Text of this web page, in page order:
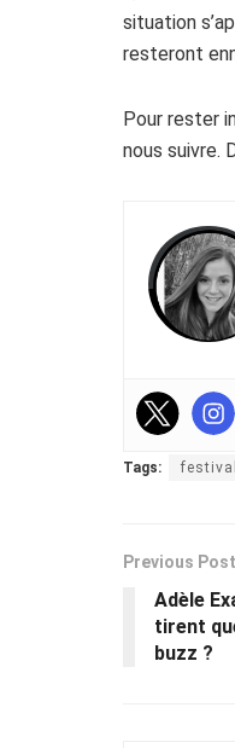
situation
resteront
Pour rester
nous suivre.
Tags:
Previous Post
Adèle
tirent
buzz ?